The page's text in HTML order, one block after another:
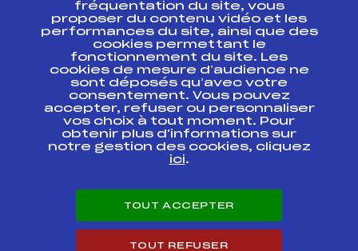
Ressources
Pass’Neige
Projet sportif fédéral
Projet de performance fédéral
Antidopage
Pôle Développement, Formation, Suivi
Scientifique
Listes ministérielles
Pôle vie de l’athlète
Enseignement professionnel
Carrières
fréquentation du site, vous
proposer du contenu vidéo et les
performances du site, ainsi que des
cookies permettant le
fonctionnement du site. Les
cookies de mesure d’audience ne
sont déposés qu’avec votre
consentement. Vous pouvez
accepter, refuser ou personnaliser
vos choix à tout moment. Pour
obtenir plus d'informations sur
notre gestion des cookies, cliquez
ici.
TOUT ACCEPTER
TOUT REFUSER